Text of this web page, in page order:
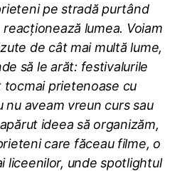
pe stradă purtând
lumea. Voiam
de cât mai multă lume,
să le arăt: festivalurile
tocmai prietenoase cu
nu aveam vreun curs sau
ideea să organizăm,
care făceau filme, o
liceenilor, unde spotlightul